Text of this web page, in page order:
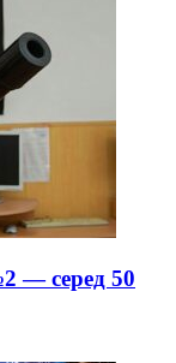
— серед 50